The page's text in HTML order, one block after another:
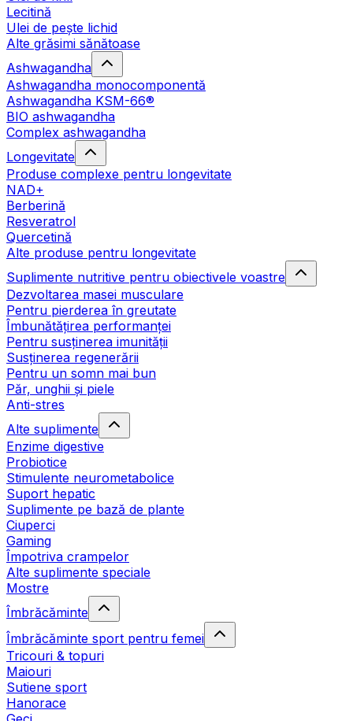
Lecitină
Ulei de pește lichid
Alte grăsimi sănătoase
Ashwagandha
Ashwagandha monocomponentă
Ashwagandha KSM-66®
BIO ashwagandha
Complex ashwagandha
Longevitate
Produse complexe pentru longevitate
NAD+
Berberină
Resveratrol
Quercetină
Alte produse pentru longevitate
Suplimente nutritive pentru obiectivele voastre
Dezvoltarea masei musculare
Pentru pierderea în greutate
Îmbunătățirea performanței
Pentru susținerea imunității
Susținerea regenerării
Pentru un somn mai bun
Păr, unghii și piele
Anti-stres
Alte suplimente
Enzime digestive
Probiotice
Stimulente neurometabolice
Suport hepatic
Suplimente pe bază de plante
Ciuperci
Gaming
Împotriva crampelor
Alte suplimente speciale
Mostre
Îmbrăcăminte
Îmbrăcăminte sport pentru femei
Tricouri & topuri
Maiouri
Sutiene sport
Hanorace